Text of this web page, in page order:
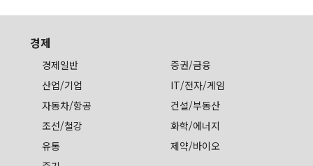
경제
경제일반
증권/금융
산업/기업
IT/전자/게임
자동차/항공
건설/부동산
조선/철강
화학/에너지
유통
제약/바이오